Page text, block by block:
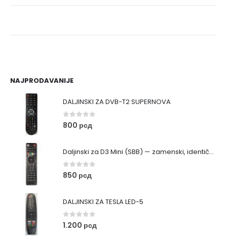
NAJPRODAVANIJE
DALJINSKI ZA DVB-T2 SUPERNOVA
0out of 5
800 рсд
Daljinski za D3 Mini (SBB) — zamenski, identičan originalu
0out of 5
850 рсд
DALJINSKI ZA TESLA LED-5
0 out of 5
1.200 рсд